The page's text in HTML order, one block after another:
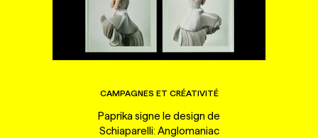
CAMPAGNES ET CRÉATIVITÉ
Paprika signe le design de
Schiaparelli: Anglomaniac